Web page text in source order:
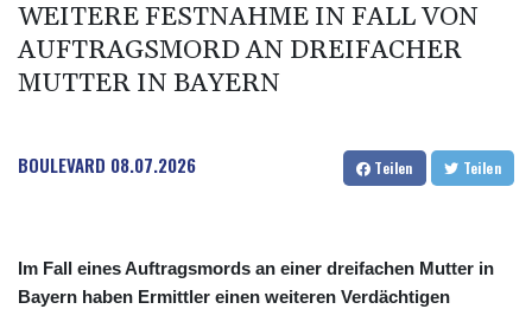
WEITERE FESTNAHME IN FALL VON
AUFTRAGSMORD AN DREIFACHER
MUTTER IN BAYERN
BOULEVARD 08.07.2026 Teilen Teilen
Im Fall eines Auftragsmords an einer dreifachen Mutter in
Bayern haben Ermittler einen weiteren Verdächtigen